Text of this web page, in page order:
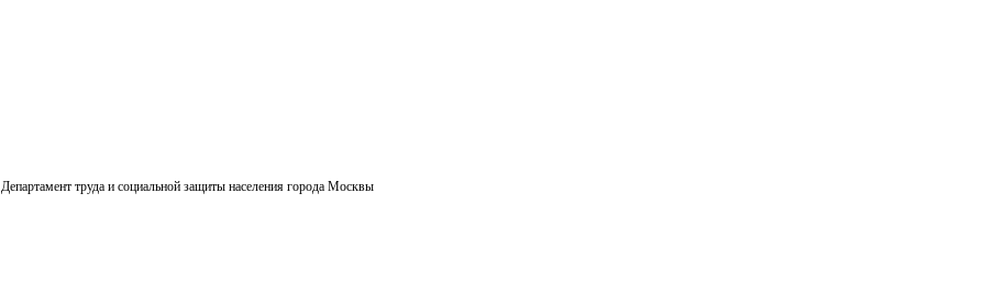
Департамент труда и социальной защиты населения города Москвы